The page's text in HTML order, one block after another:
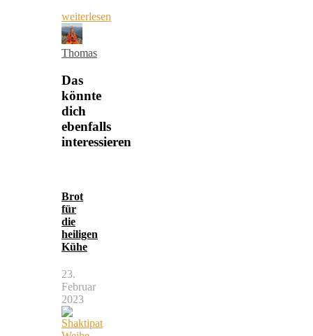
weiterlesen
Thomas
Das
könnte
dich
ebenfalls
interessieren
Brot
für
die
heiligen
Kühe
23.
Februar
2023